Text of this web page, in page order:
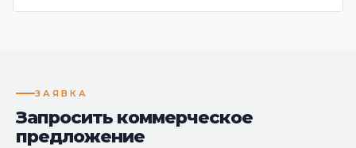
ЗАЯВКА
Запросить коммерческое
предложение